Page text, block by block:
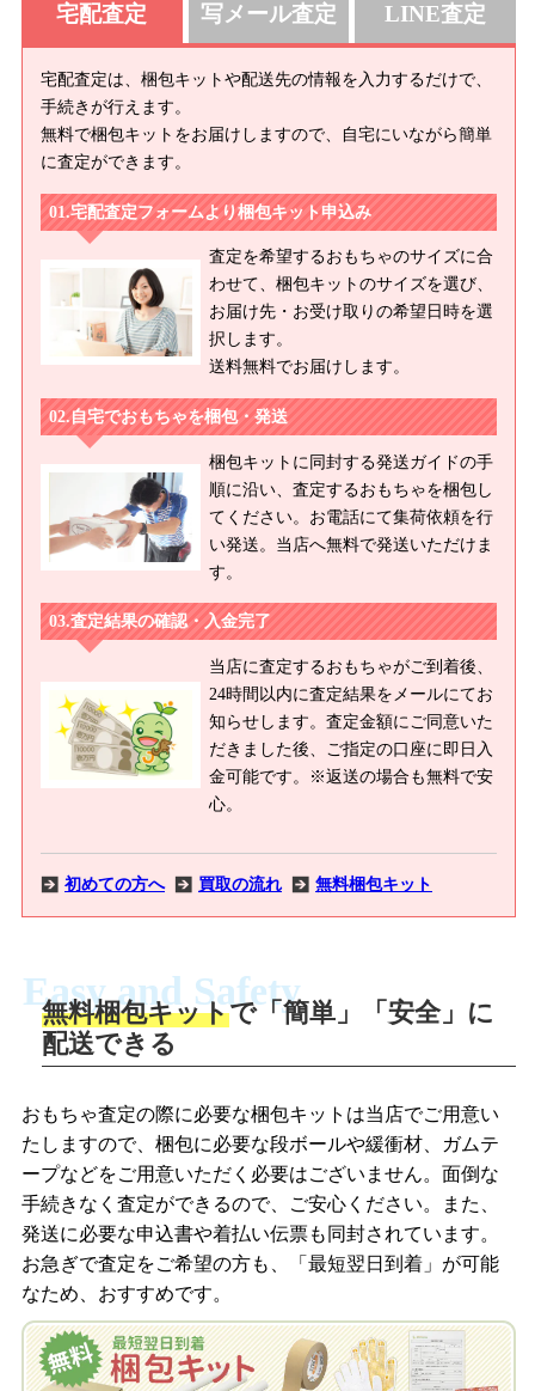
宅配査定
宅配査定は、梱包キットや配送先の情報を入力するだけで、
手続きが行えます。
無料で梱包キットをお届けしますので、自宅にいながら簡単
に査定ができます。
宅配査定フォームより梱包キット申込み
査定を希望するおもちゃのサイズに合
わせて、梱包キットのサイズを選び、
お届け先・お受け取りの希望日時を選
択します。
送料無料でお届けします。
自宅でおもちゃを梱包・発送
梱包キットに同封する発送ガイドの手
順に沿い、査定するおもちゃを梱包し
てください。お電話にて集荷依頼を行
い発送。当店へ無料で発送いただけま
す。
査定結果の確認・入金完了
当店に査定するおもちゃがご到着後、
24時間以内に査定結果をメールにてお
知らせします。査定金額にご同意いた
だきました後、ご指定の口座に即日入
金可能です。※返送の場合も無料で安
心。
初めての方へ 買取の流れ 無料梱包キット
写メール査定
商品撮影
商品を撮影して、査定フォームから画像
を送信します。
梱包キットをメールで申し込み
査定結果をメールで確認し、梱包キット
を申し込みます。梱包キットは送料無料
でお届けします。
LINE査定
LINEの友だち追加・査定画像を送信
「ジョニージョイLINE査定」を友だちに
追加し、スマートフォンなどのカメラで
撮影したおもちゃの写真をトーク中に送
梱包キットをLINEで申し込み
査定結果をLINEで確認し、梱包キットを
申し込みます。梱包キットは送料無料で
お届けします。
Easy and Safety
無料梱包キットで「簡単」「安全」に
配送できる
おもちゃ査定の際に必要な梱包キットは当店でご用意い
たしますので、梱包に必要な段ボールや緩衝材、ガムテ
ープなどをご用意いただく必要はございません。面倒な
手続きなく査定ができるので、ご安心ください。また、
発送に必要な申込書や着払い伝票も同封されています。
お急ぎで査定をご希望の方も、「最短翌日到着」が可能
なため、おすすめです。